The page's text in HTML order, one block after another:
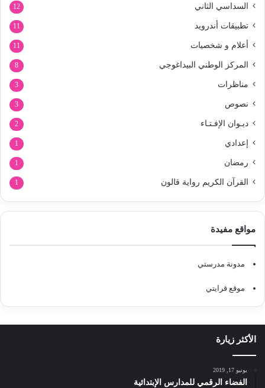
السداسي الثاني 12
تطبيقات أندرويد 11
أعلام و شخصيات 11
المركز الوطني البيداغوجي 8
مناظرات 3
نصوص 3
ديـوان الإفـتـاء 2
إعدادي 1
رمضان 1
القرآن الكريم رواية قالون 1
مواقع مفيدة
مدونة مدرستي
موقع قرايتي
الأكثر زيارة
يونيو 17, 2019
الفضاء الرقمي للمدارس الإبتدائية